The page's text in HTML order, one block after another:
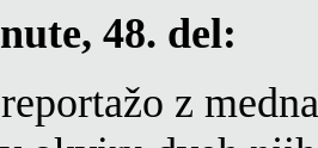
48. del:
z